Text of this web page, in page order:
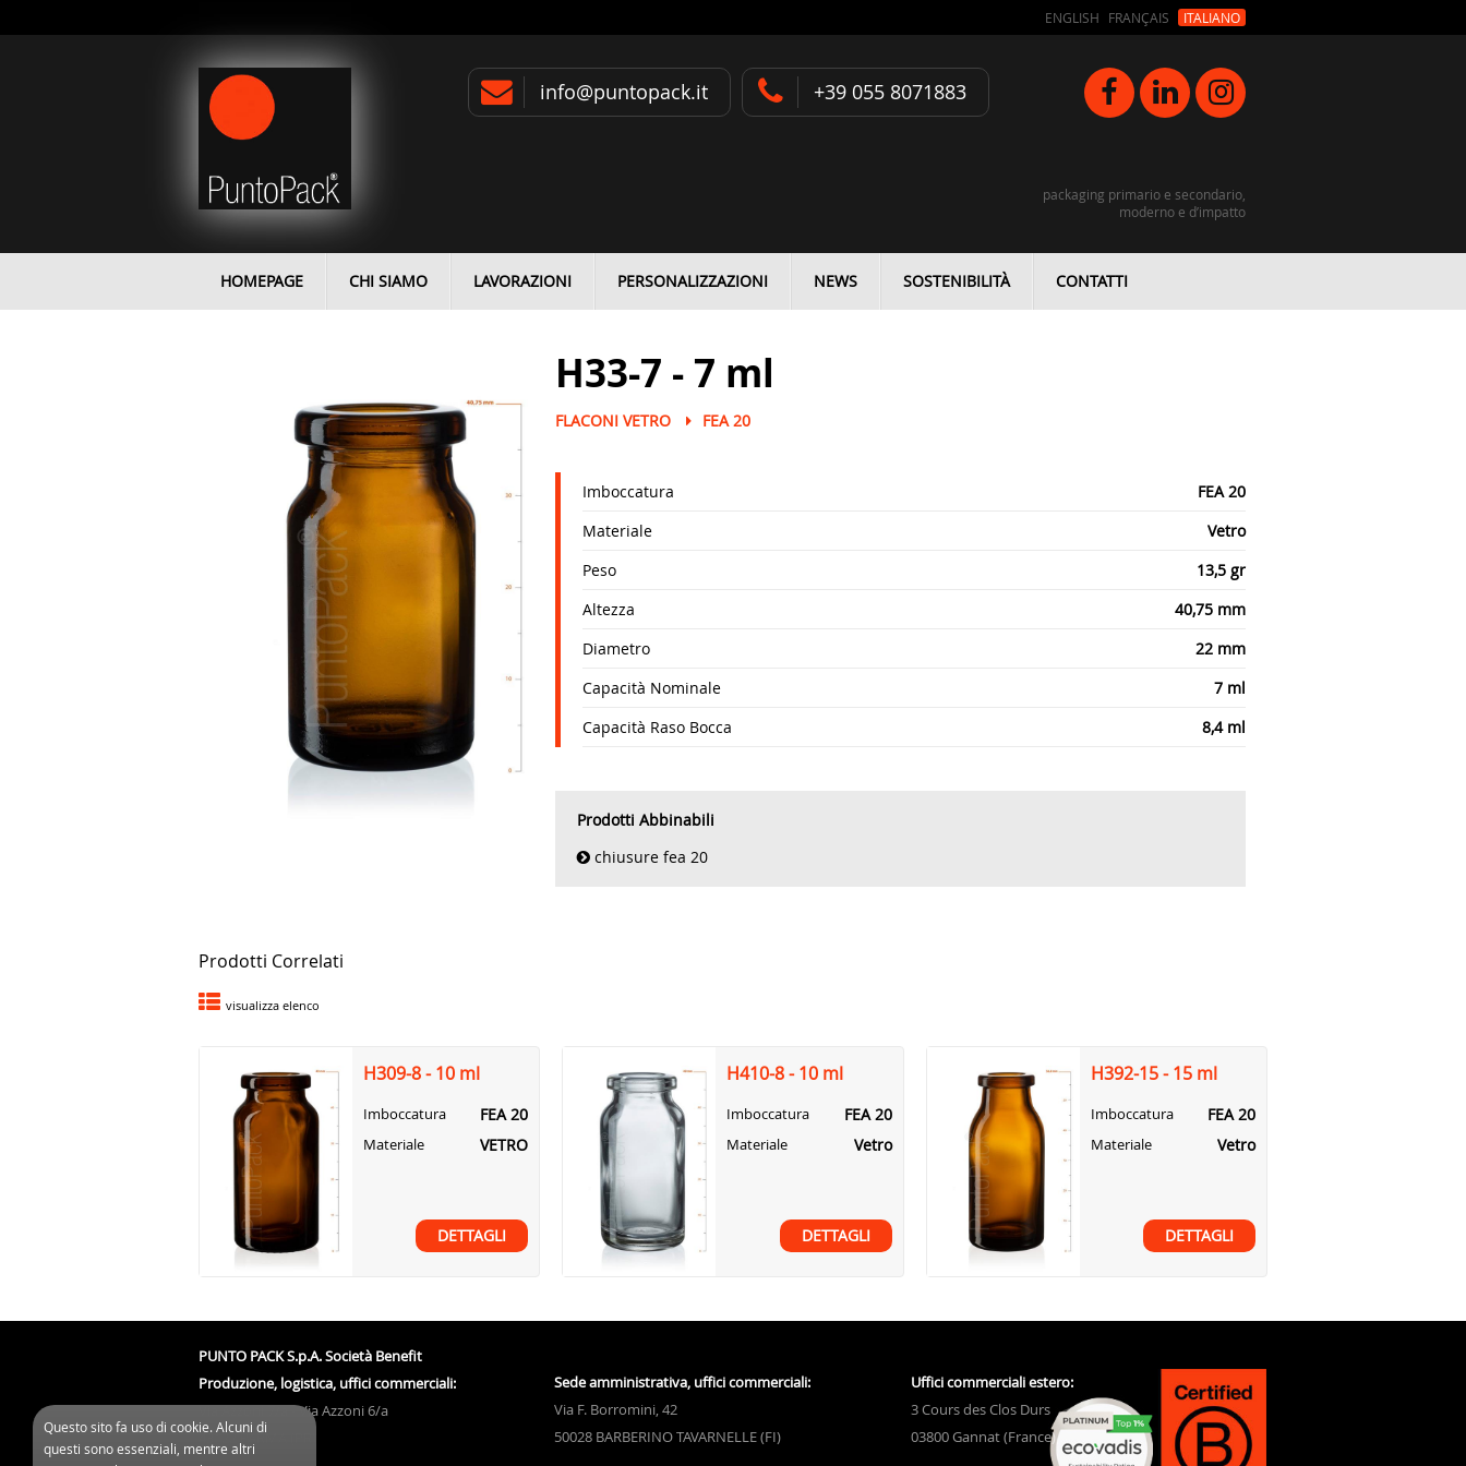
ENGLISH FRANÇAIS ITALIANO
info@puntopack.it +39 055 8071883
packaging primario e secondario,
moderno e d’impatto
HOMEPAGE CHI SIAMO LAVORAZIONI PERSONALIZZAZIONI NEWS SOSTENIBILITÀ CONTATTI
H33-7 - 7 ml
FLACONI VETRO FEA 20
Imboccatura
FEA 20
Materiale
Vetro
Peso
13,5 gr
Altezza
40,75 mm
Diametro
22 mm
Capacità Nominale
7 ml
Capacità Raso Bocca
8,4 ml
Prodotti Abbinabili
chiusure fea 20
Prodotti Correlati
visualizza elenco
H309-8 - 10 ml
Imboccatura FEA 20
Materiale VETRO
DETTAGLI
H410-8 - 10 ml
Imboccatura FEA 20
Materiale Vetro
DETTAGLI
H392-15 - 15 ml
Imboccatura FEA 20
Materiale Vetro
DETTAGLI
PUNTO PACK S.p.A. Società Benefit
Produzione, logistica, uffici commerciali:
Via Azzoni 7/a - Via Azzoni 6/a
43122 PARMA (PR)
Sede amministrativa, uffici commerciali:
Via F. Borromini, 42
50028 BARBERINO TAVARNELLE (FI)
Uffici commerciali estero:
3 Cours des Clos Durs
03800 Gannat (France)
Questo sito fa uso di cookie. Alcuni di
questi sono essenziali, mentre altri